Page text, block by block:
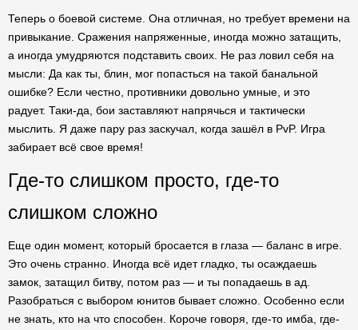
Теперь о боевой системе. Она отличная, но требует времени на
привыкание. Сражения напряженные, иногда можно затащить,
а иногда умудряются подставить своих. Не раз ловил себя на
мысли: Да как ты, блин, мог попасться на такой банальной
ошибке? Если честно, противники довольно умные, и это
радует. Таки-да, бои заставляют напрячься и тактически
мыслить. Я даже пару раз заскучал, когда зашёл в PvP. Игра
забирает всё свое время!
Где-то слишком просто, где-то
слишком сложно
Еще один момент, который бросается в глаза — баланс в игре.
Это очень странно. Иногда всё идет гладко, ты осаждаешь
замок, затащил битву, потом раз — и ты попадаешь в ад.
Разобраться с выбором юнитов бывает сложно. Особенно если
не знать, кто на что способен. Короче говоря, где-то имба, где-